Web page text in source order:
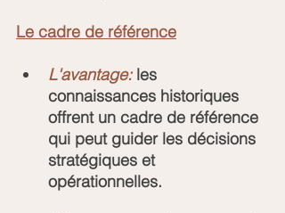
Le cadre de référence
L'avantage: les
connaissances historiques
offrent un cadre de référence
qui peut guider les décisions
stratégiques et
opérationnelles.